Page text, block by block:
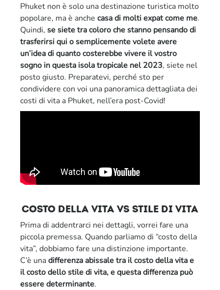
Phuket non è solo una destinazione turistica molto
popolare, ma è anchecasa di molti expat come me.
Quindi,se siete tra coloro che stanno pensando di
trasferirsi qui o semplicemente volete avere
un’idea di quanto costerebbe vivere il vostro
sogno in questa isola tropicale nel 2023, siete nel
posto giusto. Preparatevi, perché sto per
condividere con voi una panoramica dettagliata dei
costi di vita a Phuket, nell’era post-Covid!
COSTO DELLA VITA VS STILE DI VITA
Prima di addentrarci nei dettagli, vorrei fare una
piccola premessa. Quando parliamo di “costo della
vita”, dobbiamo fare una distinzione importante.
C’è unadifferenza abissale tra il costo della vita e
il costo dello stile di vita, e questa differenza può
essere determinante.